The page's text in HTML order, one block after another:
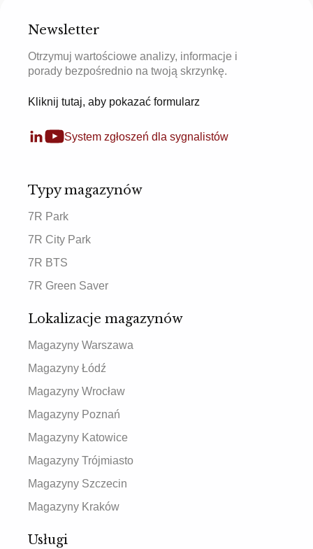
Newsletter
Otrzymuj wartościowe analizy, informacje i
porady bezpośrednio na twoją skrzynkę.
Kliknij tutaj, aby pokazać formularz
System zgłoszeń dla sygnalistów
Typy magazynów
7R Park
7R City Park
7R BTS
7R Green Saver
Lokalizacje magazynów
Magazyny Warszawa
Magazyny Łódź
Magazyny Wrocław
Magazyny Poznań
Magazyny Katowice
Magazyny Trójmiasto
Magazyny Szczecin
Magazyny Kraków
Usługi